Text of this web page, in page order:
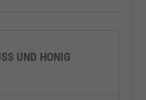
UND HONIG